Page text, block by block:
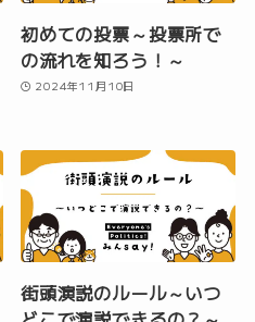
初めての投票～投票所で
の流れを知ろう！～
2024年11月10日
街頭演説のルール～いつ